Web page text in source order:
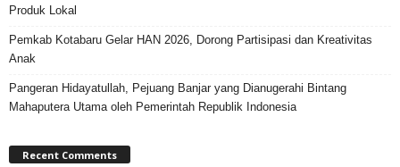
Produk Lokal
Pemkab Kotabaru Gelar HAN 2026, Dorong Partisipasi dan Kreativitas
Anak
Pangeran Hidayatullah, Pejuang Banjar yang Dianugerahi Bintang
Mahaputera Utama oleh Pemerintah Republik Indonesia
Recent Comments